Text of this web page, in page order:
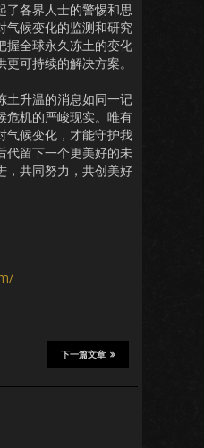
了各界人士的警惕和思
气候变化的监测和研究
握全球永久冻土的变化
可持续的解决方案。
土升温的消息如同一记
危机的严峻现实。唯有
气候变化，才能守护我
代留下一个更美好的未
，共同努力，共创美好
下一篇文章